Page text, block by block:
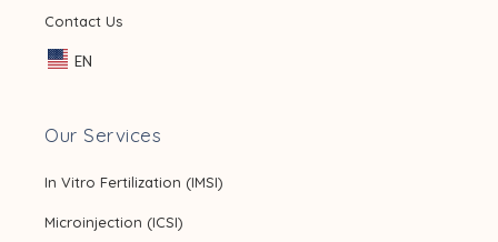
Contact Us
EN
Our Services
In Vitro Fertilization (IMSI)
Microinjection (ICSI)